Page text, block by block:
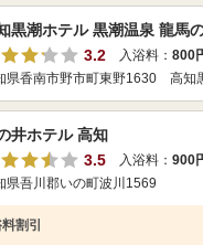
黒潮ホテル 黒潮温泉 龍馬
3.2
入浴料： 800
県香南市野市町東野1630 高知
井ホテル 高知
3.5
入浴料： 900
県吾川郡いの町波川1569
割引